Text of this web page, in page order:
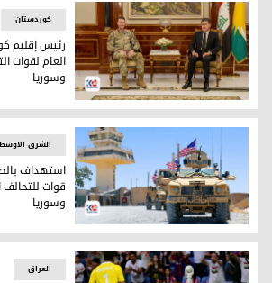
رئيس إقليم كوردستان يستقبل القائد
کوردستان
رئيس إقليم
العام لقوات
وسوريا
استهداف بالصواريخ لقاعدتين تضمان
الشرق الاوسط
استهداف
قوات
وسوريا
العراق